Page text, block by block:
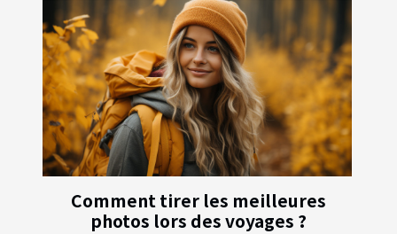
Comment tirer les meilleures
photos lors des voyages ?